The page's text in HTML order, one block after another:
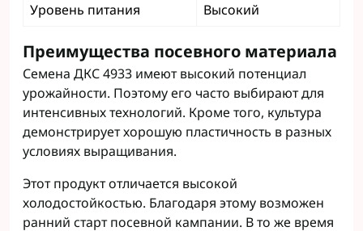
Уровень питания Высокий
Преимущества посевного материала
Семена ДКС 4933 имеют высокий потенциал
урожайности. Поэтому его часто выбирают для
интенсивных технологий. Кроме того, культура
демонстрирует хорошую пластичность в разных
условиях выращивания.
Этот продукт отличается высокой
холодостойкостью. Благодаря этому возможен
ранний старт посевной кампании. В то же время